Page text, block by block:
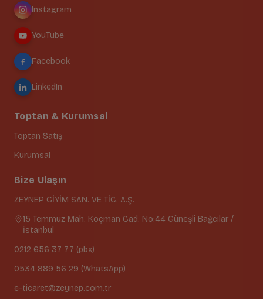
Instagram
YouTube
Facebook
LinkedIn
Toptan & Kurumsal
Toptan Satış
Kurumsal
Bize Ulaşın
ZEYNEP GİYİM SAN. VE TİC. A.Ş.
15 Temmuz Mah. Koçman Cad. No:44 Güneşli Bağcılar /
İstanbul
0212 656 37 77 (pbx)
0534 889 56 29 (WhatsApp)
e-ticaret@zeynep.com.tr